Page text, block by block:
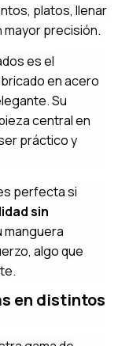
platos, llenar
mayor precisión.
es el
en acero
Su
central en
práctico y
perfecta si
sin
manguera
algo que
en distintos